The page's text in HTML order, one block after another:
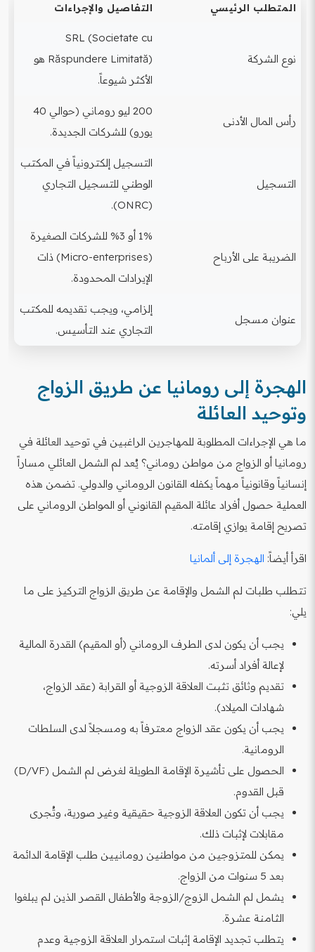
المتطلب الرئيسي التفاصيل والإجراءات
نوع الشركة
SRL (Societate cu
Răspundere Limitată) هو
الأكثر شيوعاً.
رأس المال الأدنى
200 ليو روماني (حوالي 40
يورو) للشركات الجديدة.
التسجيل
التسجيل إلكترونياً في المكتب
الوطني للتسجيل التجاري
(ONRC).
الضريبة على الأرباح
1% أو 3% للشركات الصغيرة
(Micro-enterprises) ذات
الإيرادات المحدودة.
عنوان مسجل
إلزامي، ويجب تقديمه للمكتب
التجاري عند التأسيس.
الهجرة إلى رومانيا عن طريق الزواج
وتوحيد العائلة
ما هي الإجراءات المطلوبة للمهاجرين الراغبين في توحيد العائلة في
رومانيا أو الزواج من مواطن روماني؟ يُعد لم الشمل العائلي مساراً
إنسانياً وقانونياً مهماً يكفله القانون الروماني والدولي. تضمن هذه
العملية حصول أفراد عائلة المقيم القانوني أو المواطن الروماني على
تصريح إقامة يوازي إقامته.
اقرأ أيضاً: الهجرة إلى ألمانيا
تتطلب طلبات لم الشمل والإقامة عن طريق الزواج التركيز على ما
يلي:
يجب أن يكون لدى الطرف الروماني (أو المقيم) القدرة المالية
لإعالة أفراد أسرته.
تقديم وثائق تثبت العلاقة الزوجية أو القرابة (عقد الزواج،
شهادات الميلاد).
يجب أن يكون عقد الزواج معترفاً به ومسجلاً لدى السلطات
الرومانية.
الحصول على تأشيرة الإقامة الطويلة لغرض لم الشمل (D/VF)
قبل القدوم.
يجب أن تكون العلاقة الزوجية حقيقية وغير صورية، وتُجرى
مقابلات لإثبات ذلك.
يمكن للمتزوجين من مواطنين رومانيين طلب الإقامة الدائمة
بعد 5 سنوات من الزواج.
يشمل لم الشمل الزوج/الزوجة والأطفال القصر الذين لم يبلغوا
الثامنة عشرة.
يتطلب تجديد الإقامة إثبات استمرار العلاقة الزوجية وعدم